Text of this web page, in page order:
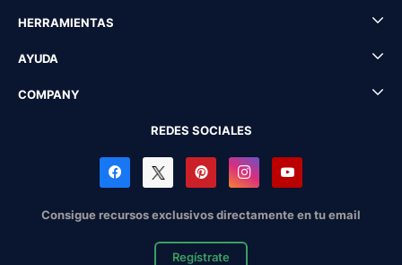
HERRAMIENTAS
AYUDA
COMPANY
REDES SOCIALES
Consigue recursos exclusivos directamente en tu email
Regístrate